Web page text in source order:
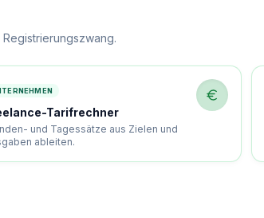
Tarifrechner
und Tagessätze aus Zielen und
ableiten.